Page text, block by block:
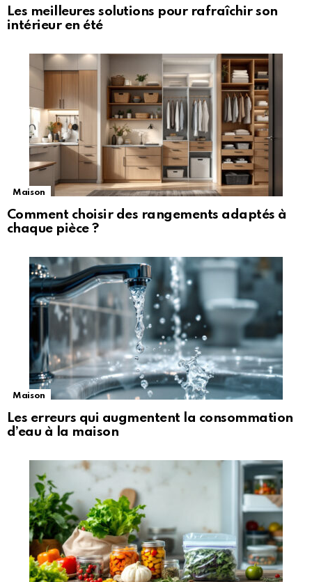
Les meilleures solutions pour rafraîchir son
intérieur en été
Maison
Comment choisir des rangements adaptés à
chaque pièce ?
Maison
Les erreurs qui augmentent la consommation
d’eau à la maison